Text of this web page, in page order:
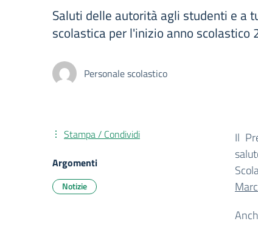
Saluti delle autorità agli studenti e a
scolastica per l'inizio anno
Personale scolastico
Il
Stampa / Condividi
Argomenti
Notizie